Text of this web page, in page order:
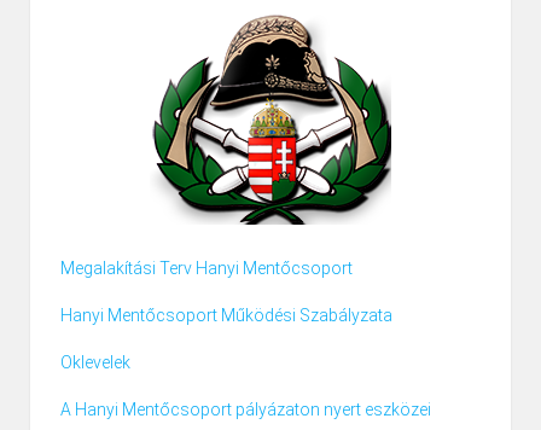
Megalakítási Terv Hanyi Mentőcsoport
Hanyi Mentőcsoport Működési Szabályzata
Oklevelek
A Hanyi Mentőcsoport pályázaton nyert eszközei